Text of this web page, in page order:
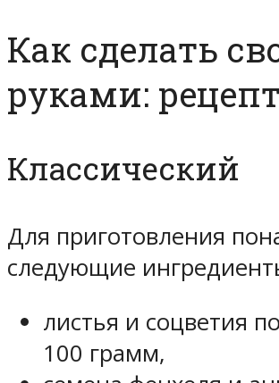
Как сделать
руками:
Классический
Для приготовления
следующие
листья и соцветия
100 грамм,